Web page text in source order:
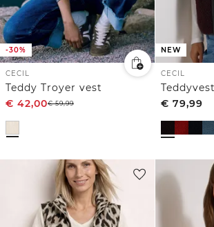
-30%
CECIL
Teddy Troyer vest
€ 42,00€59,99
NEW
CECIL
€ 79,99